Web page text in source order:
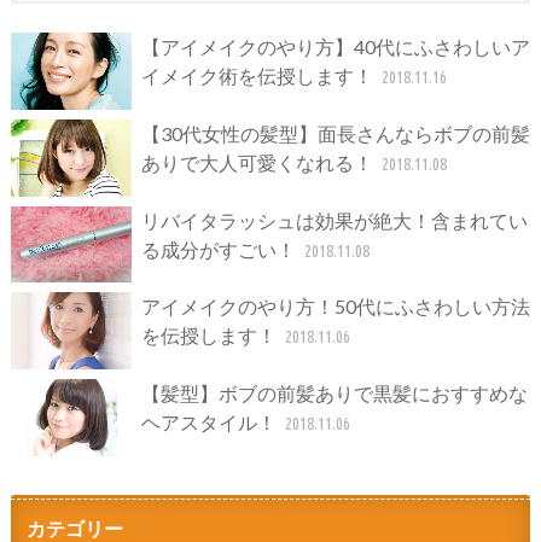
【アイメイクのやり方】40代にふさわしいア
イメイク術を伝授します！
2018.11.16
【30代女性の髪型】面長さんならボブの前髪
ありで大人可愛くなれる！
2018.11.08
リバイタラッシュは効果が絶大！含まれてい
る成分がすごい！
2018.11.08
アイメイクのやり方！50代にふさわしい方法
を伝授します！
2018.11.06
【髪型】ボブの前髪ありで黒髪におすすめな
ヘアスタイル！
2018.11.06
カテゴリー